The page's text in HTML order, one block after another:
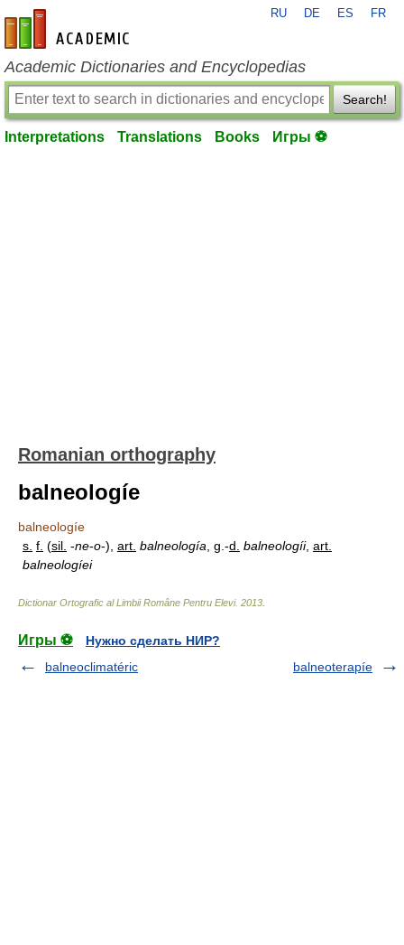
en-academic.com
RU DE ES FR
Academic Dictionaries and Encyclopedias
Search!
Interpretations Translations Books Игры ⚽
Romanian orthography
balneologíe
balneologíe
s. f. (sil. -ne-o-), art. balneología , g.-d. balneologíi, art.
balneologíei
Dictionar Ortografic al Limbii Române Pentru Elevi. 2013
Игры ⚽
Нужно сделать НИР?
balneoclimatéric
balneoterapíe